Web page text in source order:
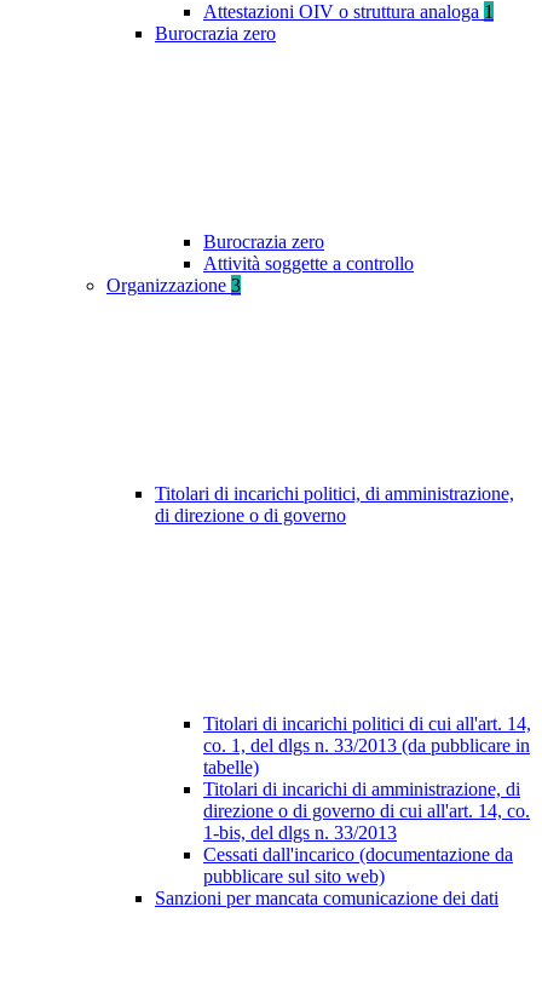
Attestazioni OIV o struttura analoga 1
Burocrazia zero
Burocrazia zero
Attività soggette a controllo
Organizzazione 3
Titolari di incarichi politici, di amministrazione,
di direzione o di governo
Titolari di incarichi politici di cui all'art. 14,
co. 1, del dlgs n. 33/2013 (da pubblicare in
tabelle)
Titolari di incarichi di amministrazione, di
direzione o di governo di cui all'art. 14, co.
1-bis, del dlgs n. 33/2013
Cessati dall'incarico (documentazione da
pubblicare sul sito web)
Sanzioni per mancata comunicazione dei dati